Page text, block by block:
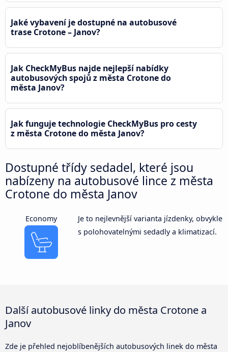
Jaké vybavení je dostupné na autobusové
trase Crotone – Janov?
Jak CheckMyBus najde nejlepší nabídky
autobusových spojů z města Crotone do
města Janov?
Jak funguje technologie CheckMyBus pro cesty
z města Crotone do města Janov?
Dostupné třídy sedadel, které jsou
nabízeny na autobusové lince z města
Crotone do města Janov
Economy
Je to nejlevnější varianta jízdenky, obvykle
s polohovatelnými sedadly a klimatizací.
Další autobusové linky do města Crotone a
Janov
Zde je přehled nejoblíbenějších autobusových linek do města